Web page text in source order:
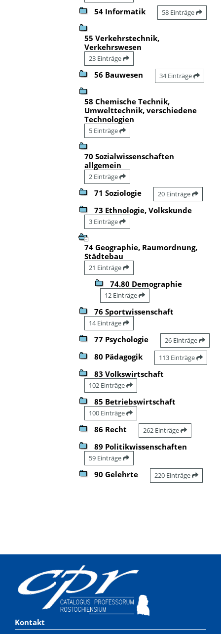
54 Informatik 58 Einträge
55 Verkehrstechnik,
Verkehrswesen
23 Einträge
56 Bauwesen 34 Einträge
58 Chemische Technik,
Umwelttechnik, verschiedene
Technologien
5 Einträge
70 Sozialwissenschaften
allgemein
2 Einträge
71 Soziologie 20 Einträge
73 Ethnologie, Volkskunde
3 Einträge
74 Geographie, Raumordnung,
Städtebau
21 Einträge
74.80 Demographie
12 Einträge
76 Sportwissenschaft
14 Einträge
77 Psychologie 26 Einträge
80 Pädagogik 113 Einträge
83 Volkswirtschaft
102 Einträge
85 Betriebswirtschaft
100 Einträge
86 Recht 262 Einträge
89 Politikwissenschaften
59 Einträge
90 Gelehrte 220 Einträge
Kontakt